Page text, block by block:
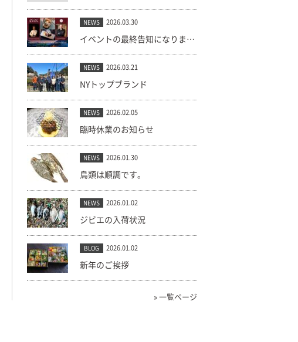
NEWS 2026.03.30
イベントの最終告知になります。(キャンセル出ました！)
NEWS 2026.03.21
NYトップブランド
NEWS 2026.02.05
臨時休業のお知らせ
NEWS 2026.01.30
鳥類は順調です。
NEWS 2026.01.02
ジビエの入荷状況
BLOG 2026.01.02
新年のご挨拶
» 一覧ページ